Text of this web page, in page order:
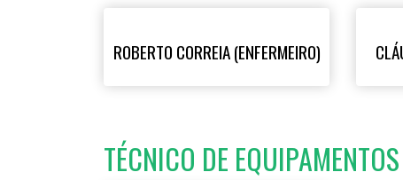
ROBERTO CORREIA (ENFERMEIRO)
TÉCNICO DE EQUIPAMENTOS